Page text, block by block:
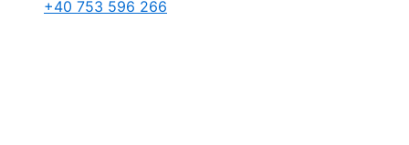
+40 753 596 266